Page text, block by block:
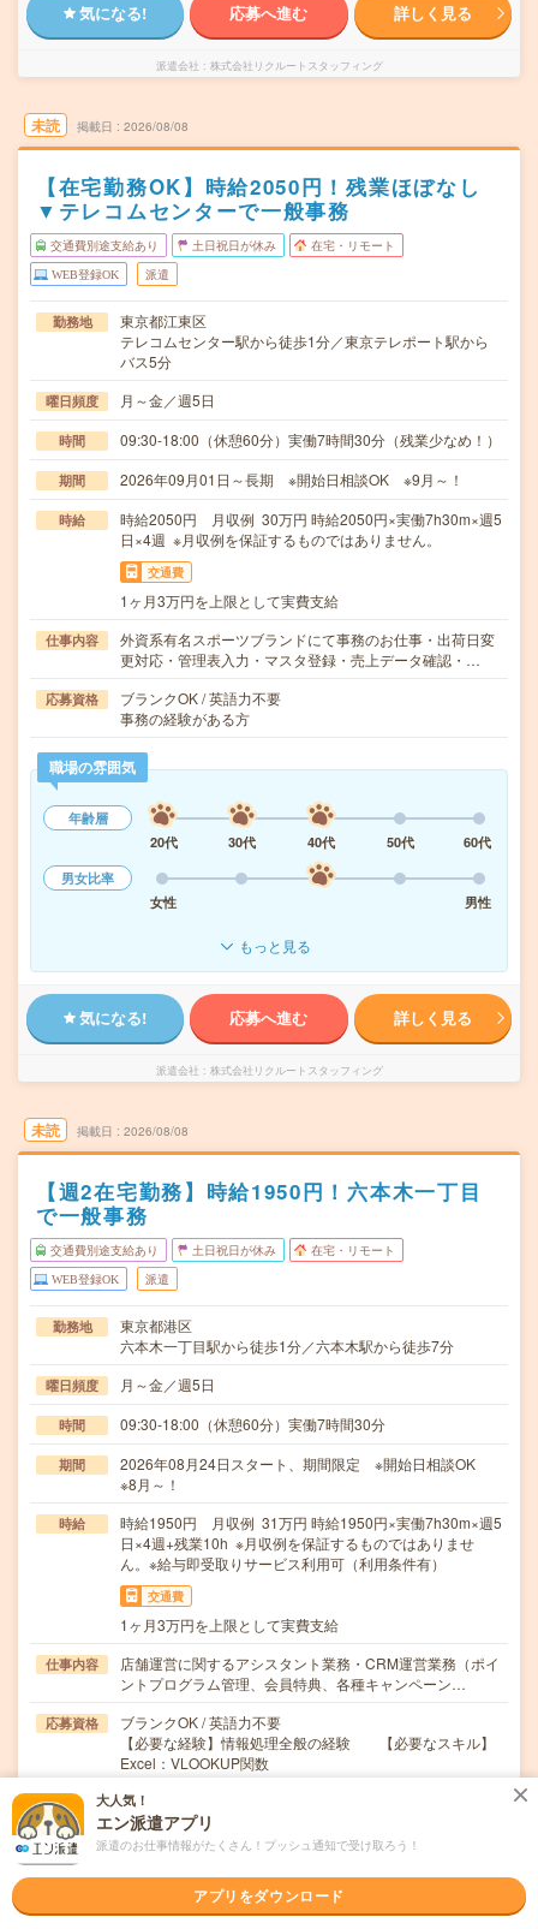
気になる! 応募へ進む 詳しく見る
派遣会社 株式会社リクルートスタッフィング
未読 掲載日 2026/08/08
【在宅勤務OK】時給2050円！残業ほぼなし
▼テレコムセンターで一般事務
交通費別途支給あり 土日祝日が休み 在宅・リモート
WEB登録OK 派遣
勤務地
東京都江東区
テレコムセンター駅から徒歩1分／東京テレポート駅から
バス5分
曜日頻度 月～金／週5日
時間 09:30-18:00（休憩60分）実働7時間30分（残業少なめ！）
期間 2026年09月01日～長期 ※開始日相談OK ※9月～！
時給
時給2050円 月収例 30万円 時給2050円×実働7h30m×週5
日×4週 ※月収例を保証するものではありません。
交通費
1ヶ月3万円を上限として実費支給
仕事内容
外資系有名スポーツブランドにて事務のお仕事・出荷日変
更対応・管理表入力・マスタ登録・売上データ確認・…
応募資格
ブランクOK / 英語力不要
事務の経験がある方
職場の雰囲気
年齢層
20代
30代 40代 50代
60代
男女比率
女性
男性
もっと見る
気になる! 応募へ進む 詳しく見る
派遣会社 株式会社リクルートスタッフィング
未読 掲載日 2026/08/08
【週2在宅勤務】時給1950円！六本木一丁目
で一般事務
交通費別途支給あり 土日祝日が休み 在宅・リモート
WEB登録OK 派遣
勤務地
東京都港区
六本木一丁目駅から徒歩1分／六本木駅から徒歩7分
曜日頻度 月～金／週5日
時間 09:30-18:00（休憩60分）実働7時間30分
期間
2026年08月24日スタート、期間限定 ※開始日相談OK
※8月～！
時給
時給1950円 月収例 31万円 時給1950円×実働7h30m×週5
日×4週+残業10h ※月収例を保証するものではありませ
ん。※給与即受取りサービス利用可（利用条件有）
交通費
1ヶ月3万円を上限として実費支給
仕事内容
店舗運営に関するアシスタント業務・CRM運営業務（ポイ
ントプログラム管理、会員特典、各種キャンペーン…
応募資格
ブランクOK / 英語力不要
【必要な経験】情報処理全般の経験 【必要なスキル】
Excel：VLOOKUP関数
職場の雰囲気
職場の様子
活気がある
大人気！
エン派遣アプリ
派遣のお仕事情報がたくさん！プッシュ通知で受け取ろう！
アプリをダウンロード